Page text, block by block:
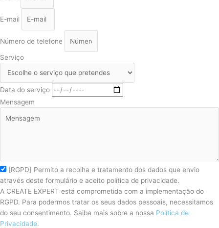
E-mail
Número de telefone
Serviço
Data do serviço
Mensagem
[RGPD] Permito a recolha e tratamento dos dados que envio
através deste formulário e aceito política de privacidade.
A CREATE EXPERT está comprometida com a implementação do
RGPD. Para podermos tratar os seus dados pessoais, necessitamos
do seu consentimento. Saiba mais sobre a nossa Política de
Privacidade.